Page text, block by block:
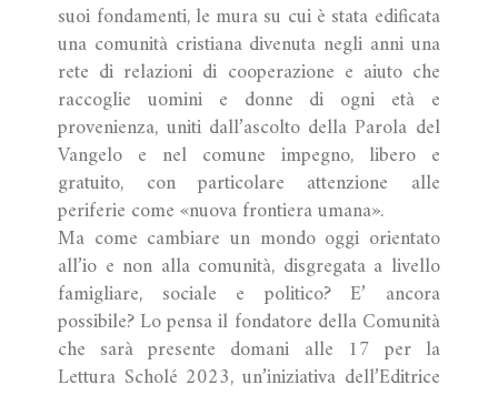
suoi fondamenti, le mura su cui è stata edificata
una comunità cristiana divenuta negli anni una
rete di relazioni di cooperazione e aiuto che
raccoglie uomini e donne di ogni età e
provenienza, uniti dall’ascolto della Parola del
Vangelo e nel comune impegno, libero e
gratuito, con particolare attenzione alle
periferie come «nuova frontiera umana».
Ma come cambiare un mondo oggi orientato
all’io e non alla comunità, disgregata a livello
famigliare, sociale e politico? E’ ancora
possibile? Lo pensa il fondatore della Comunità
che sarà presente domani alle 17 per la
Lettura Scholé 2023, un’iniziativa dell’Editrice